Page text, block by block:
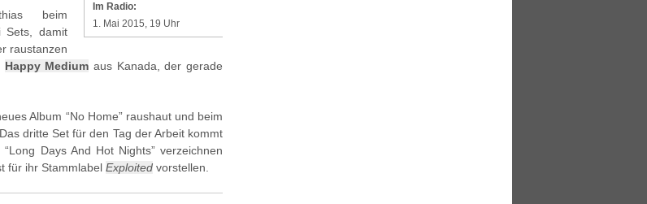
Im Radio:
1. Mai 2015, 19 Uhr
beim
Sets, damit
raustanzen
Happy Medium aus Kanada, der gerade
Album “No Home” raushaut und beim
dritte Set für den Tag der Arbeit kommt
Days And Hot Nights” verzeichnen
für ihr Stammlabel Exploited vorstellen.